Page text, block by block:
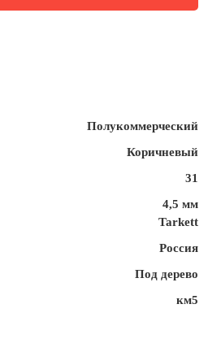
Полукоммерческий
Коричневый
31
4,5 мм
Tarkett
Россия
Под дерево
км5